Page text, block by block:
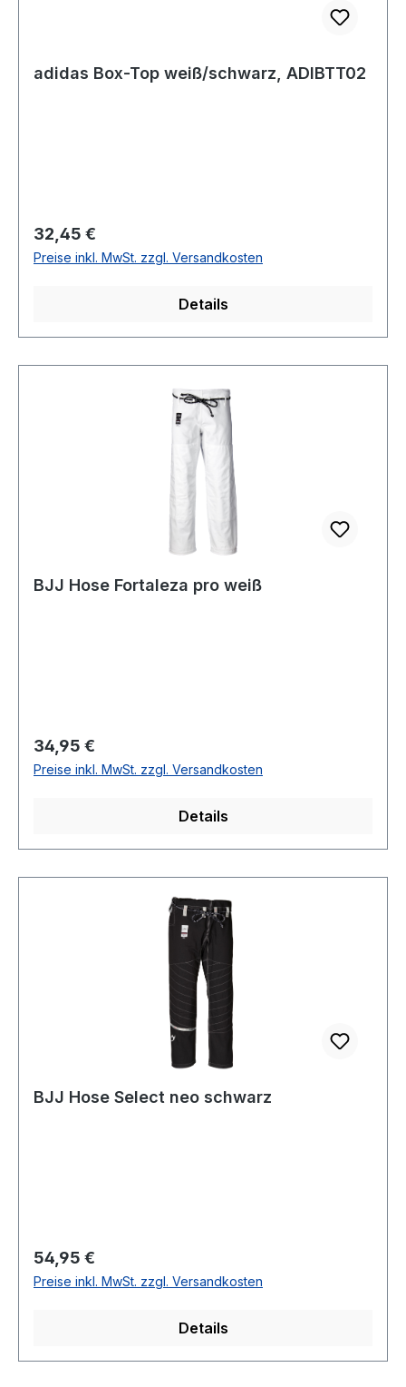
adidas Box-Top weiß/schwarz, ADIBTT02
Regulärer Preis:
32,45 €
Preise inkl. MwSt. zzgl. Versandkosten
Details
BJJ Hose Fortaleza pro weiß
Regulärer Preis:
34,95 €
Preise inkl. MwSt. zzgl. Versandkosten
Details
BJJ Hose Select neo schwarz
Regulärer Preis:
54,95 €
Preise inkl. MwSt. zzgl. Versandkosten
Details